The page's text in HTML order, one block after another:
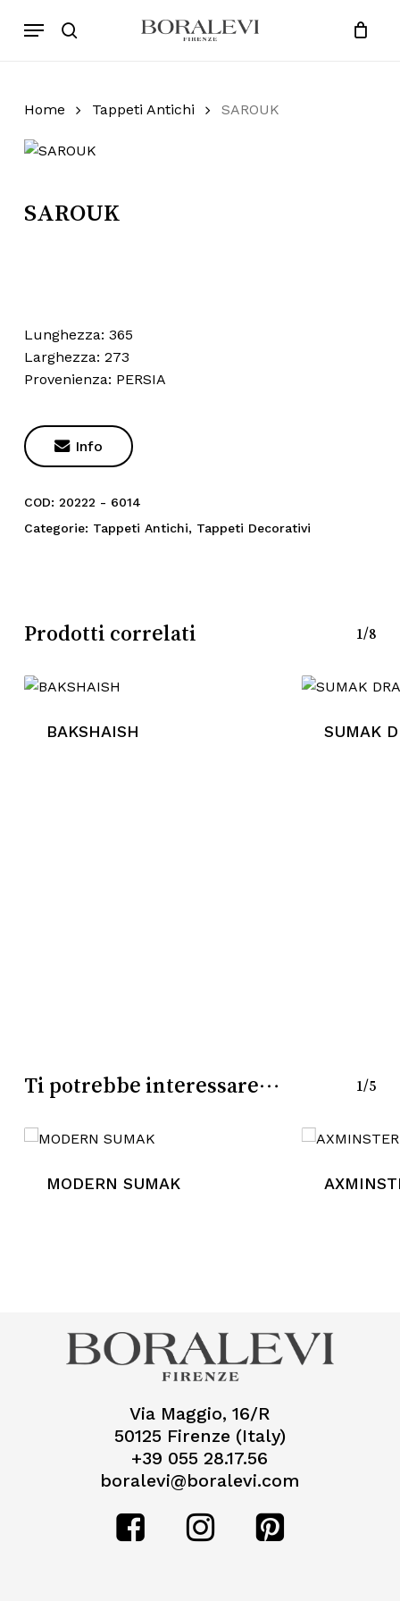
Products
search
Menu
Cart Close
Home Tappeti Antichi SAROUK
SAROUK
Lunghezza: 365
Larghezza: 273
Provenienza: PERSIA
Info
COD: 20222 - 6014
Categorie: Tappeti Antichi, Tappeti Decorativi
Prodotti correlati 1/8
BAKSHAISH SUMAK
Ti potrebbe interessare… 1/5
MODERN SUMAK
Via Maggio, 16/R
50125 Firenze (Italy)
+39 055 28.17.56
boralevi@boralevi.com